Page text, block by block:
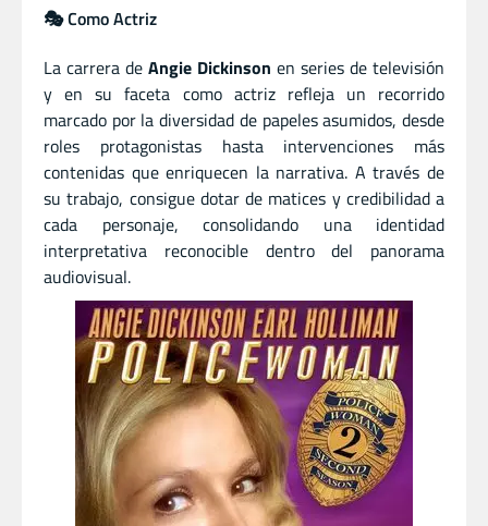
🎭 Como Actriz
La carrera de Angie Dickinson en series de televisión
y en su faceta como actriz refleja un recorrido
marcado por la diversidad de papeles asumidos, desde
roles protagonistas hasta intervenciones más
contenidas que enriquecen la narrativa. A través de
su trabajo, consigue dotar de matices y credibilidad a
cada personaje, consolidando una identidad
interpretativa reconocible dentro del panorama
audiovisual.